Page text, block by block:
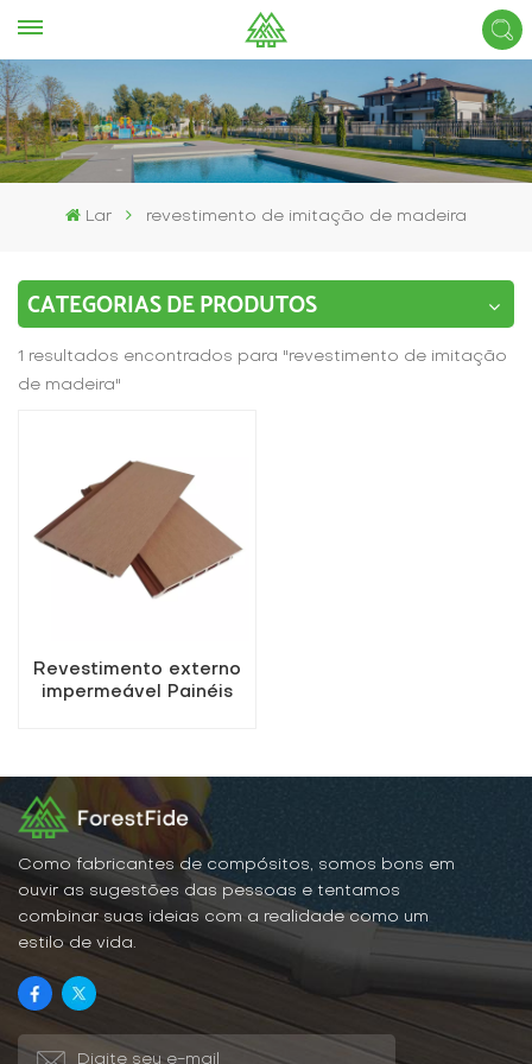
Lar revestimento de imitação de madeira
CATEGORIAS DE PRODUTOS
1 resultados encontrados para "revestimento de imitação
de madeira"
Revestimento externo
impermeável Painéis
Como fabricantes de compósitos, somos bons em
ouvir as sugestões das pessoas e tentamos
combinar suas ideias com a realidade como um
estilo de vida.